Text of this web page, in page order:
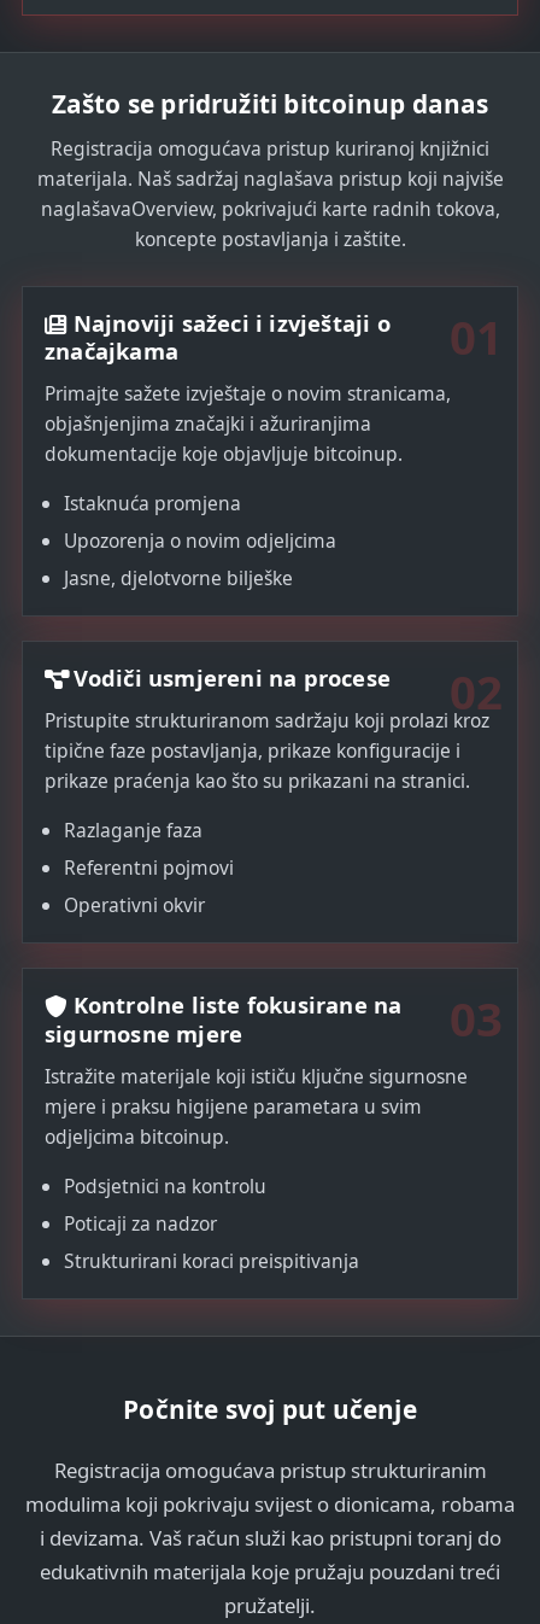
a
t
s
1
Zašto se pridružiti bitcoinup danas
Registracija omogućava pristup kuriranoj knjižnici
materijala. Naš sadržaj naglašava pristup koji najviše
naglašavaOverview, pokrivajući karte radnih tokova,
koncepte postavljanja i zaštite.
01
Najnoviji sažeci i izvještaji o
značajkama
Primajte sažete izvještaje o novim stranicama,
objašnjenjima značajki i ažuriranjima
dokumentacije koje objavljuje bitcoinup.
Istaknuća promjena
Upozorenja o novim odjeljcima
Jasne, djelotvorne bilješke
02
Vodiči usmjereni na procese
Pristupite strukturiranom sadržaju koji prolazi kroz
tipične faze postavljanja, prikaze konfiguracije i
prikaze praćenja kao što su prikazani na stranici.
Razlaganje faza
Referentni pojmovi
Operativni okvir
03
Kontrolne liste fokusirane na
sigurnosne mjere
Istražite materijale koji ističu ključne sigurnosne
mjere i praksu higijene parametara u svim
odjeljcima bitcoinup.
Podsjetnici na kontrolu
Poticaji za nadzor
Strukturirani koraci preispitivanja
Počnite svoj put učenje
Registracija omogućava pristup strukturiranim
modulima koji pokrivaju svijest o dionicama, robama
i devizama. Vaš račun služi kao pristupni toranj do
edukativnih materijala koje pružaju pouzdani treći
pružatelji.